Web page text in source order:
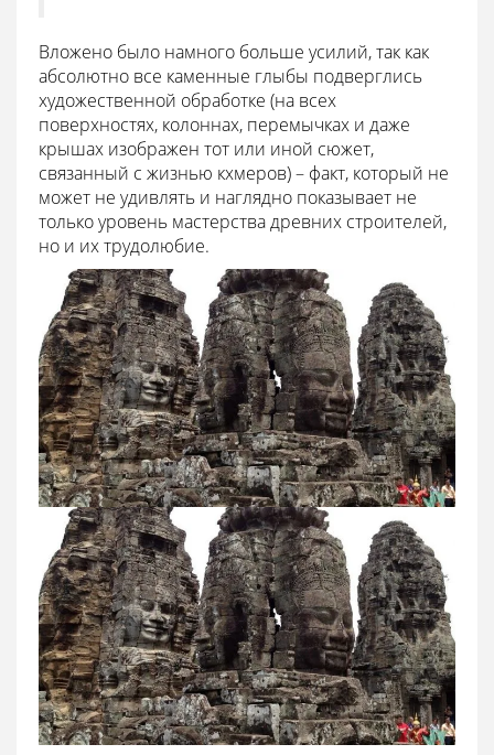
Вложено было намного больше усилий, так как
абсолютно все каменные глыбы подверглись
художественной обработке (на всех
поверхностях, колоннах, перемычках и даже
крышах изображен тот или иной сюжет,
связанный с жизнью кхмеров) – факт, который не
может не удивлять и наглядно показывает не
только уровень мастерства древних строителей,
но и их трудолюбие.